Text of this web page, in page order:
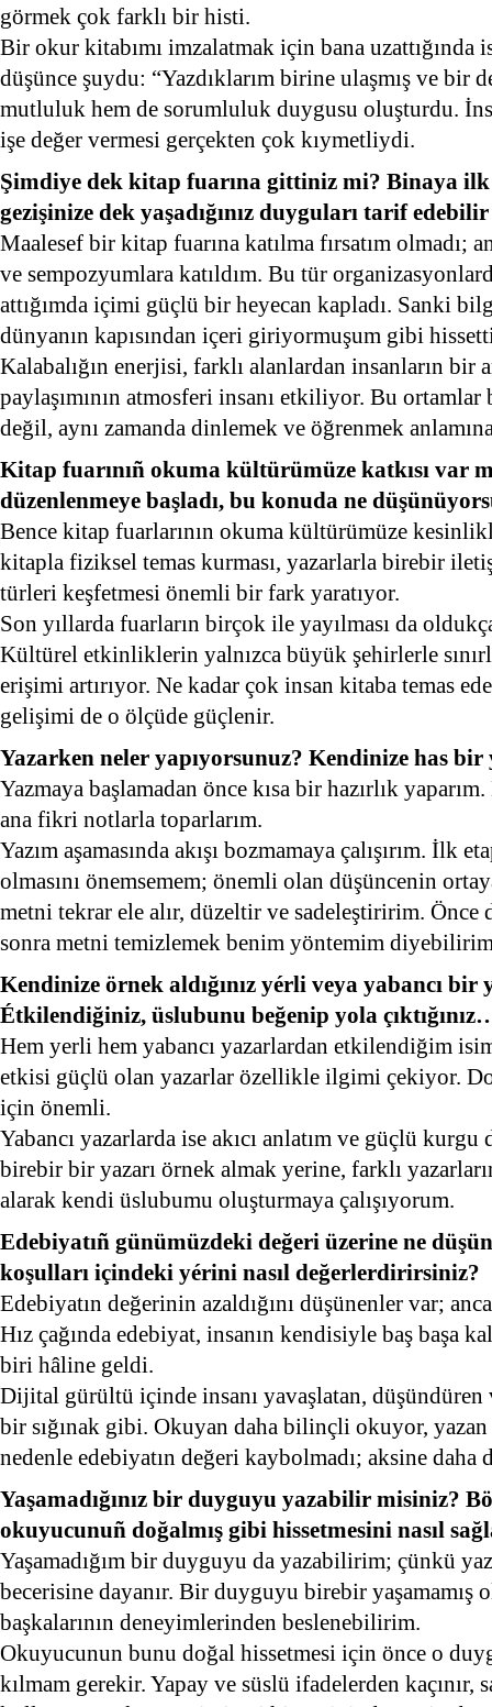
görmek çok farklı bir histi.
Bir okur kitabımı imzalatmak için bana uzattığında
düşünce şuydu: “Yazdıklarım birine ulaşmış ve bir
mutluluk hem de sorumluluk duygusu oluşturdu.
işe değer vermesi gerçekten çok kıymetliydi.
Şimdiye dek kitap fuarına gittiniz mi? Binaya
gezişinize dek yaşadığınız duyguları tarif
Maalesef bir kitap fuarına katılma fırsatım olmadı;
ve sempozyumlara katıldım. Bu tür
attığımda içimi güçlü bir heyecan kapladı. Sanki
dünyanın kapısından içeri giriyormuşum gibi
Kalabalığın enerjisi, farklı alanlardan insanların bir
paylaşımının atmosferi insanı etkiliyor. Bu
değil, aynı zamanda dinlemek ve öğrenmek
Kitap fuarınıñ okuma kültürümüze katkısı var
düzenlenmeye başladı, bu konuda ne
Bence kitap fuarlarının okuma kültürümüze
kitapla fiziksel temas kurması, yazarlarla birebir
türleri keşfetmesi önemli bir fark yaratıyor.
Son yıllarda fuarların birçok ile yayılması da
Kültürel etkinliklerin yalnızca büyük şehirlerle
erişimi artırıyor. Ne kadar çok insan kitaba temas
gelişimi de o ölçüde güçlenir.
Yazarken neler yapıyorsunuz? Kendinize has
Yazmaya başlamadan önce kısa bir hazırlık
ana fikri notlarla toparlarım.
Yazım aşamasında akışı bozmamaya çalışırım. İlk
olmasını önemsemem; önemli olan düşüncenin
metni tekrar ele alır, düzeltir ve sadeleştiririm. Önce
sonra metni temizlemek benim yöntemim
Kendinize örnek aldığınız yérli veya yabancı bir
Étkilendiğiniz, üslubunu beğenip yola
Hem yerli hem yabancı yazarlardan etkilendiğim
etkisi güçlü olan yazarlar özellikle ilgimi çekiyor.
için önemli.
Yabancı yazarlarda ise akıcı anlatım ve güçlü
birebir bir yazarı örnek almak yerine, farklı
alarak kendi üslubumu oluşturmaya çalışıyorum.
Edebiyatıñ günümüzdeki değeri üzerine ne
koşulları içindeki yérini nasıl değerlerdirirsiniz?
Edebiyatın değerinin azaldığını düşünenler var;
Hız çağında edebiyat, insanın kendisiyle baş başa
biri hâline geldi.
Dijital gürültü içinde insanı yavaşlatan, düşündüren
bir sığınak gibi. Okuyan daha bilinçli okuyor, yazan
nedenle edebiyatın değeri kaybolmadı; aksine daha
Yaşamadığınız bir duyguyu yazabilir misiniz?
okuyucunuñ doğalmış gibi hissetmesini nasıl
Yaşamadığım bir duyguyu da yazabilirim; çünkü
becerisine dayanır. Bir duyguyu birebir yaşamamış
başkalarının deneyimlerinden beslenebilirim.
Okuyucunun bunu doğal hissetmesi için önce o
kılmam gerekir. Yapay ve süslü ifadelerden kaçınır,